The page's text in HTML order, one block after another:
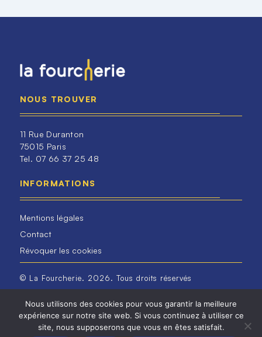
NOUS TROUVER
11 Rue Duranton
75015 Paris
Tel. 07 66 37 25 48
INFORMATIONS
Mentions légales
Contact
Révoquer les cookies
© La Fourcherie. 2026. Tous droits réservés
Nous utilisons des cookies pour vous garantir la meilleure
expérience sur notre site web. Si vous continuez à utiliser ce
site, nous supposerons que vous en êtes satisfait.